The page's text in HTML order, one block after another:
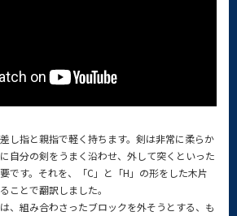
し指と親指で軽く持ちます。剣は非常に柔らか
自分の剣をうまく沿わせ、外して突くといった
です。それを、「C」と「H」の形をした木片
ことで翻訳しました。
、組み合わさったブロックを外そうとする、も